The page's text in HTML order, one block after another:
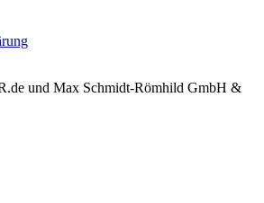
und Max Schmidt-Römhild GmbH &